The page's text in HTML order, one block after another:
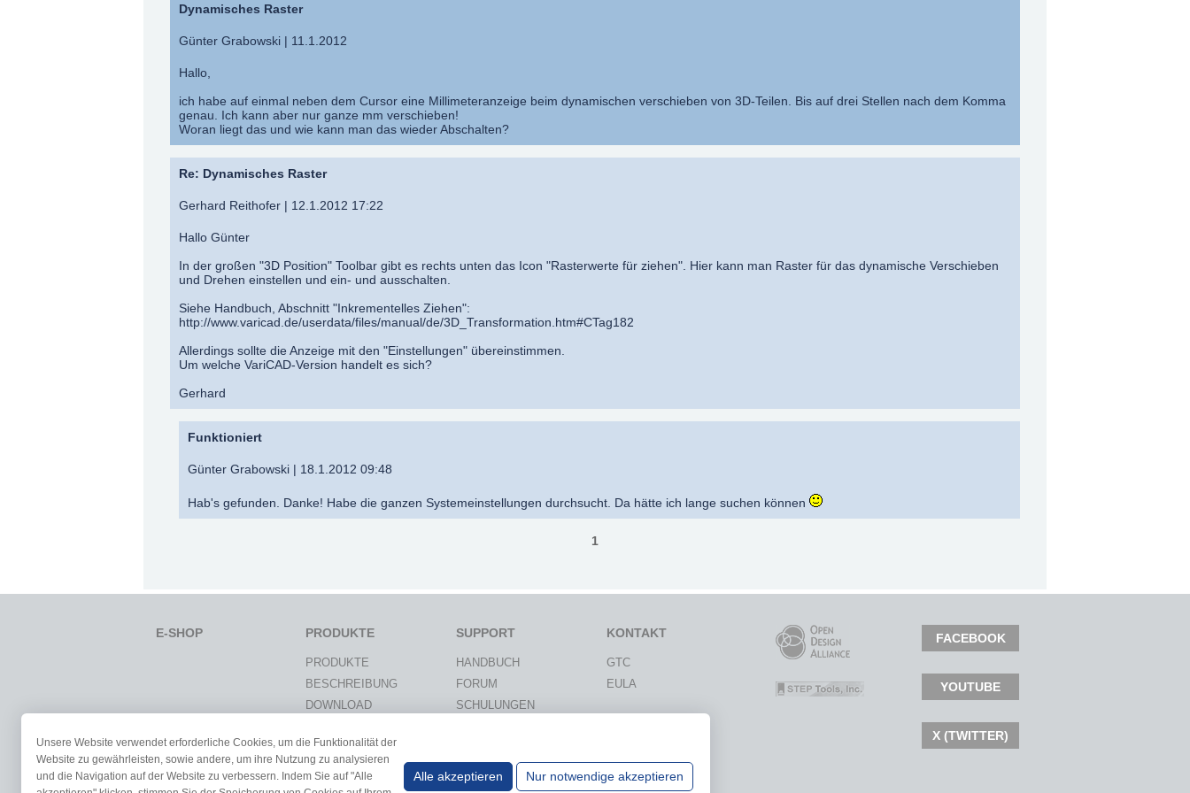
Dynamisches Raster
Günter Grabowski | 11.1.2012
Hallo,
ich habe auf einmal neben dem Cursor eine Millimeteranzeige beim dynamischen verschieben von 3D-Teilen. Bis auf drei Stellen nach dem Komma
genau. Ich kann aber nur ganze mm verschieben!
Woran liegt das und wie kann man das wieder Abschalten?
Re: Dynamisches Raster
Gerhard Reithofer | 12.1.2012 17:22
Hallo Günter
In der großen "3D Position" Toolbar gibt es rechts unten das Icon "Rasterwerte für ziehen". Hier kann man Raster für das dynamische Verschieben
und Drehen einstellen und ein- und ausschalten.
Siehe Handbuch, Abschnitt "Inkrementelles Ziehen":
http://www.varicad.de/userdata/files/manual/de/3D_Transformation.htm#CTag182
Allerdings sollte die Anzeige mit den "Einstellungen" übereinstimmen.
Um welche VariCAD-Version handelt es sich?
Gerhard
Funktioniert
Günter Grabowski | 18.1.2012 09:48
Hab's gefunden. Danke! Habe die ganzen Systemeinstellungen durchsucht. Da hätte ich lange suchen können
1
E-SHOP PRODUKTE
PRODUKTE
BESCHREIBUNG
DOWNLOAD
DOKUMENTATION
NEUIGKEITEN
STUDENTEN & UNIVERSITÄTEN
SUPPORT
HANDBUCH
FORUM
SCHULUNGEN
KONTAKT
GTC
EULA
FACEBOOK
YOUTUBE
X (TWITTER)
Unsere Website verwendet erforderliche Cookies, um die Funktionalität der
Website zu gewährleisten, sowie andere, um ihre Nutzung zu analysieren
und die Navigation auf der Website zu verbessern. Indem Sie auf "Alle
Alle akzeptieren Nur notwendige akzeptieren